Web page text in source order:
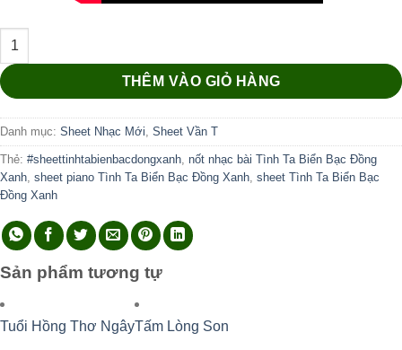
Tình Ta Biển Bạc Đồng Xanh số lượng
THÊM VÀO GIỎ HÀNG
Danh mục: Sheet Nhạc Mới, Sheet Vần T
Thẻ: #sheettinhtabienbacdongxanh, nốt nhạc bài Tình Ta Biển Bạc Đồng
Xanh, sheet piano Tình Ta Biển Bạc Đồng Xanh, sheet Tình Ta Biển Bạc
Đồng Xanh
Sản phẩm tương tự
Tuổi Hồng Thơ NgâyTấm Lòng Son